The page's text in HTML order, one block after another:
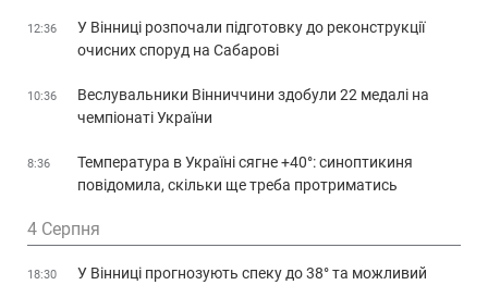
12:36
У Вінниці розпочали підготовку до реконструкції
очисних споруд на Сабарові
10:36
Веслувальники Вінниччини здобули 22 медалі на
чемпіонаті України
8:36
Температура в Україні сягне +40°: синоптикиня
повідомила, скільки ще треба протриматись
4 Серпня
18:30
У Вінниці прогнозують спеку до 38° та можливий